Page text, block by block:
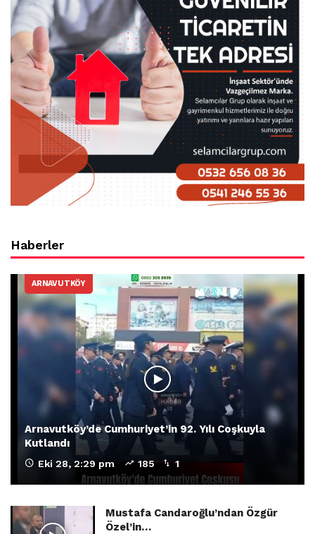
Haberler
ARNAVUTKÖY
Arnavutköy’de Cumhuriyet’in 92. Yılı Coşkuyla
Kutlandı
Eki 28, 2:29 pm 185 1
Mustafa Candaroğlu’ndan Özgür
Özel’in…